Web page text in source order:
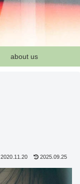
about us
2020.11.20 2025.09.25